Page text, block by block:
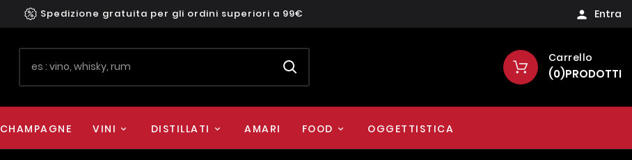
Spedizione gratuita per gli ordini superiori a 99€  Entra
Carrello
(0)PRODOTTI
CHAMPAGNE VINI DISTILLATI AMARI FOOD OGGETTISTICA